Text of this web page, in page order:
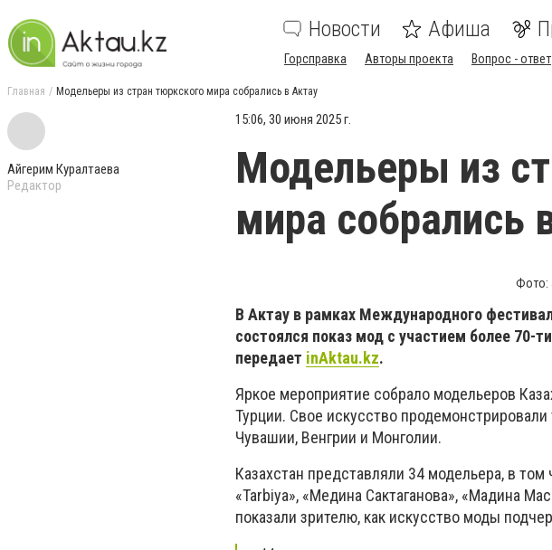
Новости Афиша
Горсправка Авторы проекта Вопрос - ответ
Главная Модельеры из стран тюркского мира собрались в Актау
Айгерим Куралтаева
Редактор
15:06, 30 июня 2025 г.
Модельеры из
мира собрались
Фото:
В Актау в рамках Международного
состоялся показ мод с участием более 70-
передает inAktau.kz.
Яркое мероприятие собрало модельеров
Турции. Свое искусство
Чувашии, Венгрии и Монголии.
Казахстан представляли 34 модельера, в
«Tarbiya», «Медина Сактаганова», «Мадина
показали зрителю, как искусство моды